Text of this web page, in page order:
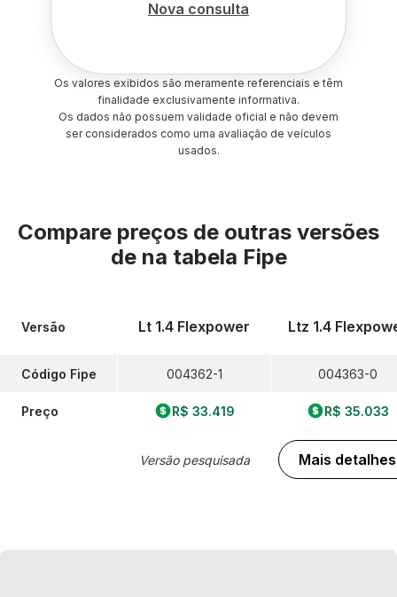
Nova consulta
Os valores exibidos são meramente referenciais e têm
finalidade exclusivamente informativa.
Os dados não possuem validade oficial e não devem
ser considerados como uma avaliação de veículos
usados.
Compare preços de outras versões
de na tabela Fipe
Versão
Código Fipe
Preço
Lt 1.4 Flexpower
004362-1
R$ 33.419
Versão pesquisada
Ltz 1.4
004363-0
R$ 35.033
Mais detalhes